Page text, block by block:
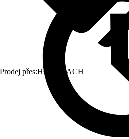
Prodej přes:HORNBACH